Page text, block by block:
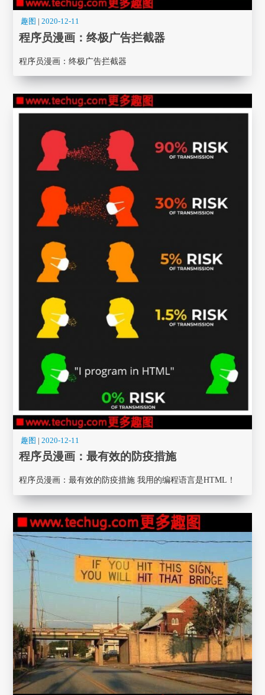
趣图 |2020-12-11
程序员漫画： 终极广告拦截器
程序员漫画： 终极广告拦截器
趣图 |2020-12-11
程序员漫画： 最有效的防疫措施
程序员漫画： 最有效的防疫措施 我用的编程语言是HTML！